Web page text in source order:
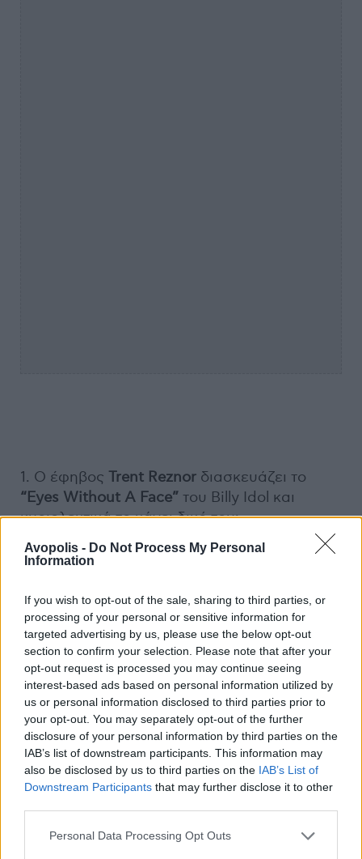
Avopolis - Do Not Process My Personal
Information
If you wish to opt-out of the sale, sharing to third parties, or
processing of your personal or sensitive information for
targeted advertising by us, please use the below opt-out
section to confirm your selection. Please note that after your
opt-out request is processed you may continue seeing
interest-based ads based on personal information utilized by
us or personal information disclosed to third parties prior to
your opt-out. You may separately opt-out of the further
disclosure of your personal information by third parties on the
IAB’s list of downstream participants. This information may
also be disclosed by us to third parties on the IAB’s List of
Downstream Participants that may further disclose it to other
Personal Data Processing Opt Outs
1. Ο έφηβος Trent Reznor διασκευάζει το
“Eyes Without A Face” του Billy Idol και
κυριολεκτικά το κάνει δικό του: